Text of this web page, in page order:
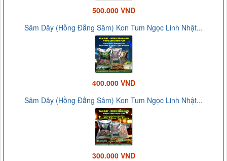
500.000 VND
Sâm Dây (Hồng Đẳng Sâm) Kon Tum Ngọc Linh Nhật...
400.000 VND
Sâm Dây (Hồng Đẳng Sâm) Kon Tum Ngọc Linh Nhật...
300.000 VND